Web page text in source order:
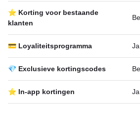
⭐ Korting voor bestaande
klanten
💳 Loyaliteitsprogramma Ja
💎 Exclusieve kortingscodes
⭐ In-app kortingen Ja